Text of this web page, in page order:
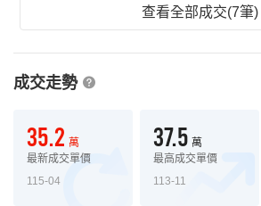
查看全部成交(7筆)
成交走勢
35.2 萬
最新成交單價
115-04
37.5 萬
最高成交單價
113-11